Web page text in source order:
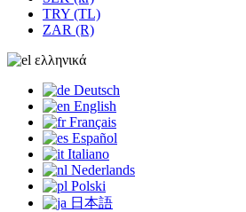
TRY (TL)
ZAR (R)
ελληνικά
Deutsch
English
Français
Español
Italiano
Nederlands
Polski
日本語